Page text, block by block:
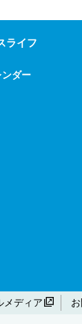
ライフ
ンダー
メディア